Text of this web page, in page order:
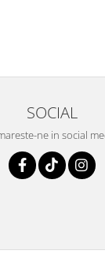
SOCIAL
ne in social